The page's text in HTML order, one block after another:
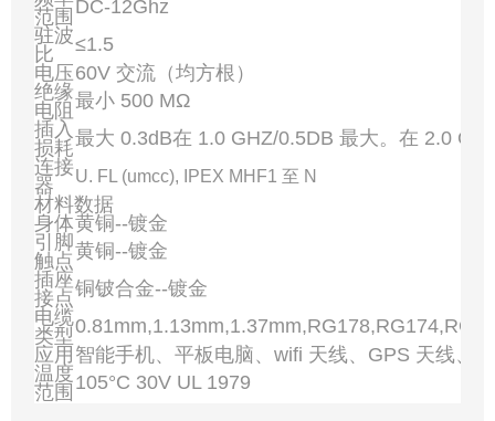
范围 DC-12Ghz
驻波
比
≤1.5
电压60V 交流（均方根）
绝缘
电阻 最小 500 MΩ
插入
损耗最大 0.3dB在 1.0 GHZ/0.5DB 最大。在 2.0
连接
器
U. FL (umcc), IPEX MHF1 至 N
材料数据
身体黄铜--镀金
引脚
触点黄铜--镀金
插座
接点铜铍合金--镀金
电缆
类型
应用 智能手机、平板电脑、wifi 天线、GPS 天线、
温度
范围 105°C 30V UL 1979